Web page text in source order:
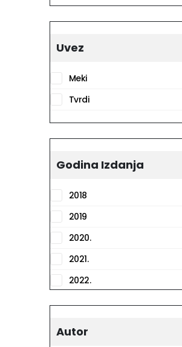
Uvez
Meki
Tvrdi
Godina Izdanja
2018
2019
2020.
2021.
2022.
Autor